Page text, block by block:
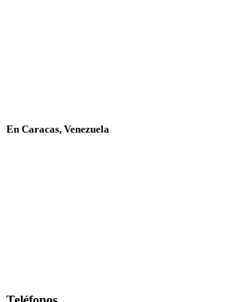
En Caracas, Venezuela